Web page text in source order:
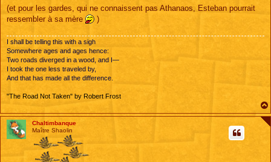
g
(et pour les gardes, qui ne connaissent pas Athanaos, Esteban pourrait
ressembler à sa mère
)
I shall be telling this with a sigh
Somewhere ages and ages hence:
Two roads diverged in a wood, and I—
I took the one less traveled by,
And that has made all the difference.
"The Road Not Taken" by Robert Frost
Chaltimbanque
Maître Shaolin